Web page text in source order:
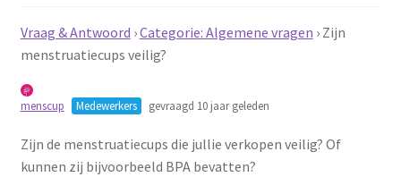
Wasbaar maandverband
Toebehoren
Schoonmaken
Vraag & Antwoord ›Categorie: Algemene vragen › Zijn
menstruatiecups veilig?
menscup Medewerkers gevraagd 10 jaar geleden
Zijn de menstruatiecups die jullie verkopen veilig? Of
kunnen zij bijvoorbeeld BPA bevatten?